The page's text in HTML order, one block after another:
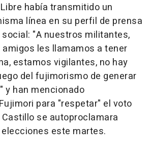
había transmitido un
línea en su perfil de prensa
"A nuestros militantes,
les llamamos a tener
estamos vigilantes, no hay
del fujimorismo de generar
y han mencionado
para "respetar" el voto
se autoproclamara
este martes.